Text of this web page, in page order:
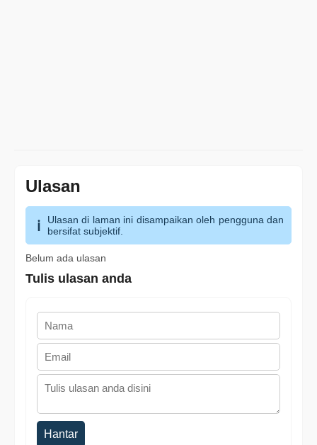
Ulasan
Ulasan di laman ini disampaikan oleh pengguna dan
bersifat subjektif.
Belum ada ulasan
Tulis ulasan anda
Hantar